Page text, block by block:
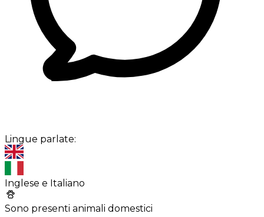
Lingue parlate:
Inglese e Italiano
Sono presenti animali domestici